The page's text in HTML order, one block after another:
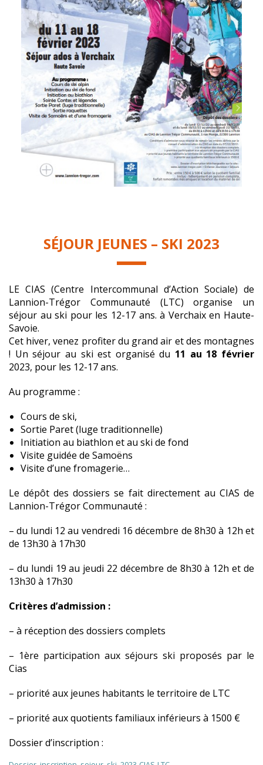
SÉJOUR JEUNES – SKI 2023
LE CIAS (Centre Intercommunal d’Action Sociale) de
Lannion-Trégor Communauté (LTC) organise un
séjour au ski pour les 12-17 ans. à Verchaix en Haute-
Savoie.
Cet hiver, venez profiter du grand air et des montagnes
! Un séjour au ski est organisé du 11 au 18 février
2023, pour les 12-17 ans.
Au programme :
Cours de ski,
Sortie Paret (luge traditionnelle)
Initiation au biathlon et au ski de fond
Visite guidée de Samoëns
Visite d’une fromagerie…
Le dépôt des dossiers se fait directement au CIAS de
Lannion-Trégor Communauté :
– du lundi 12 au vendredi 16 décembre de 8h30 à 12h et
de 13h30 à 17h30
– du lundi 19 au jeudi 22 décembre de 8h30 à 12h et de
13h30 à 17h30
Critères d’admission :
– à réception des dossiers complets
– 1ère participation aux séjours ski proposés par le
Cias
– priorité aux jeunes habitants le territoire de LTC
– priorité aux quotients familiaux inférieurs à 1500 €
Dossier d’inscription :